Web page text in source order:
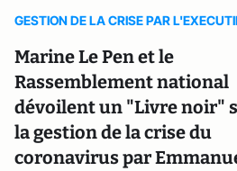
GESTION DE LA CRISE PAR
Marine Le Pen et le
Rassemblement national
dévoilent un "Livre noir"
la gestion de la crise du
coronavirus par